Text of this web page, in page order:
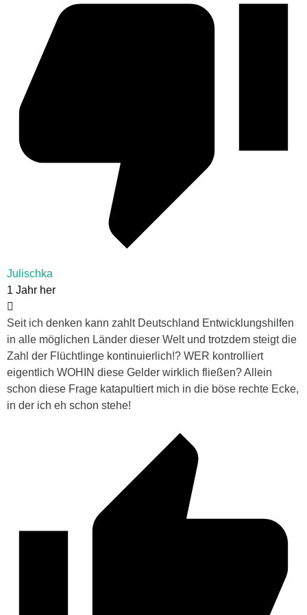
Julischka
1 Jahr her
Seit ich denken kann zahlt Deutschland Entwicklungshilfen
in alle möglichen Länder dieser Welt und trotzdem steigt die
Zahl der Flüchtlinge kontinuierlich!? WER kontrolliert
eigentlich WOHIN diese Gelder wirklich fließen? Allein
schon diese Frage katapultiert mich in die böse rechte Ecke,
in der ich eh schon stehe!